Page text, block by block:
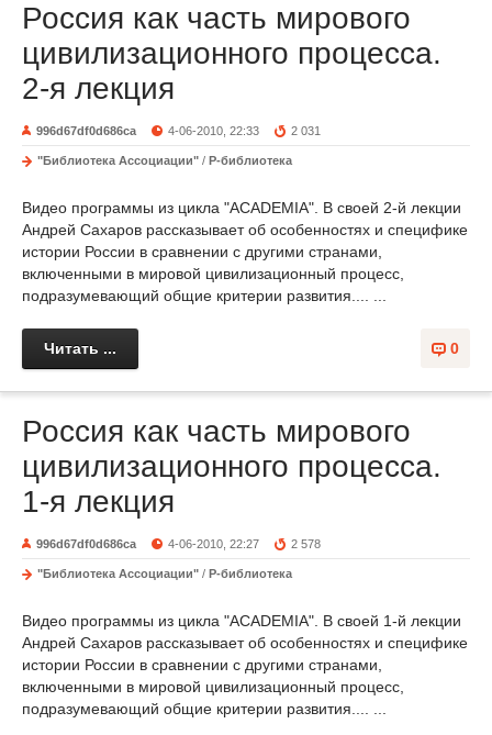
Россия как часть мирового
цивилизационного процесса.
2-я лекция
996d67df0d686ca 4-06-2010, 22:33 2 031
"Библиотека Ассоциации" / Р-библиотека
Видео программы из цикла "ACADEMIA". В своей 2-й лекции
Андрей Сахаров рассказывает об особенностях и специфике
истории России в сравнении с другими странами,
включенными в мировой цивилизационный процесс,
подразумевающий общие критерии развития.... ...
0
Читать ...
Россия как часть мирового
цивилизационного процесса.
1-я лекция
996d67df0d686ca 4-06-2010, 22:27 2 578
"Библиотека Ассоциации" / Р-библиотека
Видео программы из цикла "ACADEMIA". В своей 1-й лекции
Андрей Сахаров рассказывает об особенностях и специфике
истории России в сравнении с другими странами,
включенными в мировой цивилизационный процесс,
подразумевающий общие критерии развития.... ...